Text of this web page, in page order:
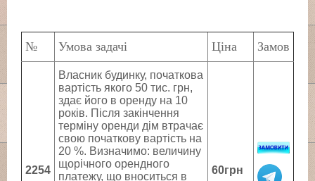
№ Умова задачі Ціна Замов
2254
Власник будинку, початкова
вартість якого 50 тис. грн,
здає його в оренду на 10
років. Після закінчення
терміну оренди дім втрачає
свою початкову вартість на
20 %. Визначимо: величину
щорічного орендного
платежу, що вноситься в
60грн